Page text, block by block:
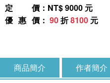
定價 ：NT$ 9000 元
優惠價 ： 90折8100 元
商品簡介 作者簡介